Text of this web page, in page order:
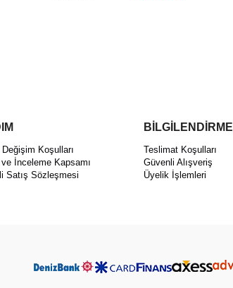
Değişim Koşulları
İnceleme Kapsamı
Satış Sözleşmesi
BİLGİLENDİRME
Teslimat Koşulları
Güvenli Alışveriş
Üyelik İşlemleri